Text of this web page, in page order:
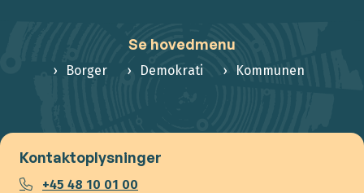
Se hovedmenu
Borger Demokrati Kommunen
Kontaktoplysninger
+45 48 10 01 00